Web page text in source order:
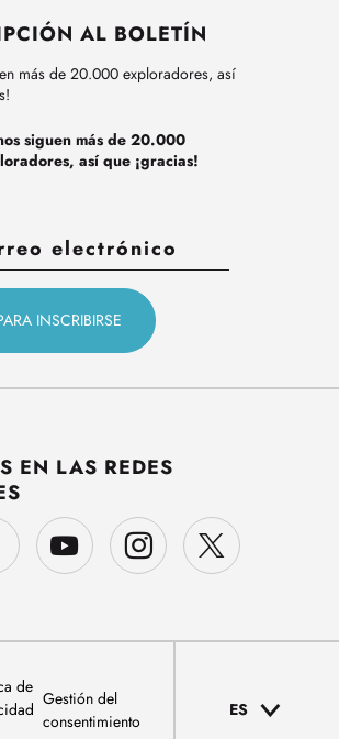
AL BOLETÍN
más de 20.000 exploradores, así
siguen más de 20.000
así que ¡gracias!
EN LAS REDES
de
Gestión del
consentimiento
ES